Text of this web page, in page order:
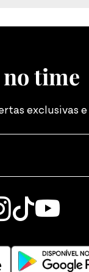
time
exclusivas